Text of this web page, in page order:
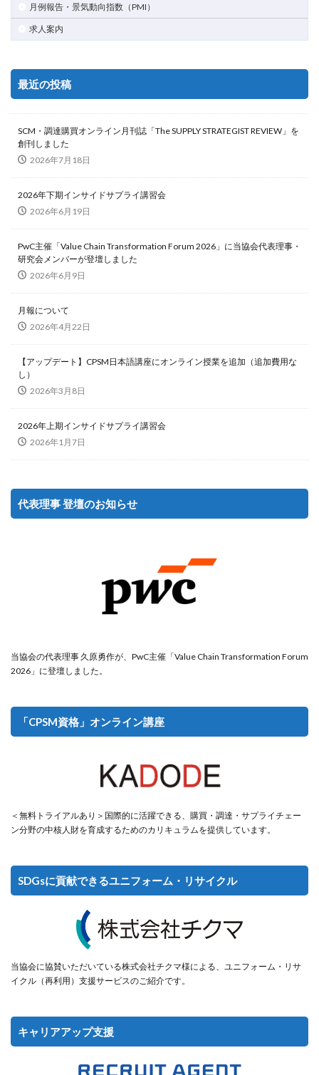
月例報告・景気動向指数（PMI）
求人案内
最近の投稿
SCM・調達購買オンライン月刊誌「The SUPPLY STRATEGIST REVIEW」を
創刊しました
2026年7月18日
2026年下期インサイドサプライ講習会
2026年6月19日
PwC主催「Value Chain Transformation Forum 2026」に当協会代表理事・
研究会メンバーが登壇しました
2026年6月9日
月報について
2026年4月22日
【アップデート】CPSM日本語講座にオンライン授業を追加（追加費用な
し）
2026年3月8日
2026年上期インサイドサプライ講習会
2026年1月7日
代表理事 登壇のお知らせ
当協会の代表理事 久原勇作が、PwC主催「Value Chain Transformation Forum
2026」に登壇しました。
「CPSM資格」オンライン講座
＜無料トライアルあり＞国際的に活躍できる、購買・調達・サプライチェー
ン分野の中核人財を育成するためのカリキュラムを提供しています。
SDGsに貢献できるユニフォーム・リサイクル
当協会に協賛いただいている株式会社チクマ様による、ユニフォーム・リサ
イクル（再利用）支援サービスのご紹介です。
キャリアアップ支援